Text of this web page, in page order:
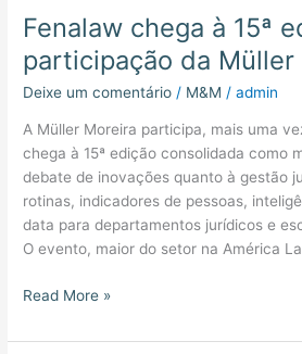
Fenalaw chega à 15ª
participação da Müller
Deixe um comentário / M&M /admin
A Müller Moreira participa, mais uma
chega à 15ª edição consolidada como
debate de inovações quanto à gestão
rotinas, indicadores de pessoas,
data para departamentos jurídicos e
O evento, maior do setor na América
Read More »